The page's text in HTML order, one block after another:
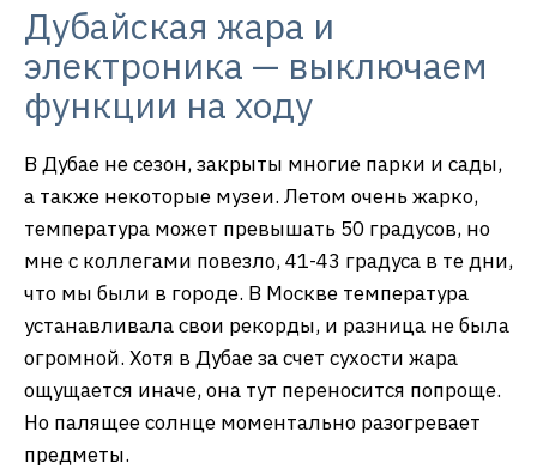
Дубайская жара и
электроника — выключаем
функции на ходу
В Дубае не сезон, закрыты многие парки и сады,
а также некоторые музеи. Летом очень жарко,
температура может превышать 50 градусов, но
мне с коллегами повезло, 41-43 градуса в те дни,
что мы были в городе. В Москве температура
устанавливала свои рекорды, и разница не была
огромной. Хотя в Дубае за счет сухости жара
ощущается иначе, она тут переносится попроще.
Но палящее солнце моментально разогревает
предметы.